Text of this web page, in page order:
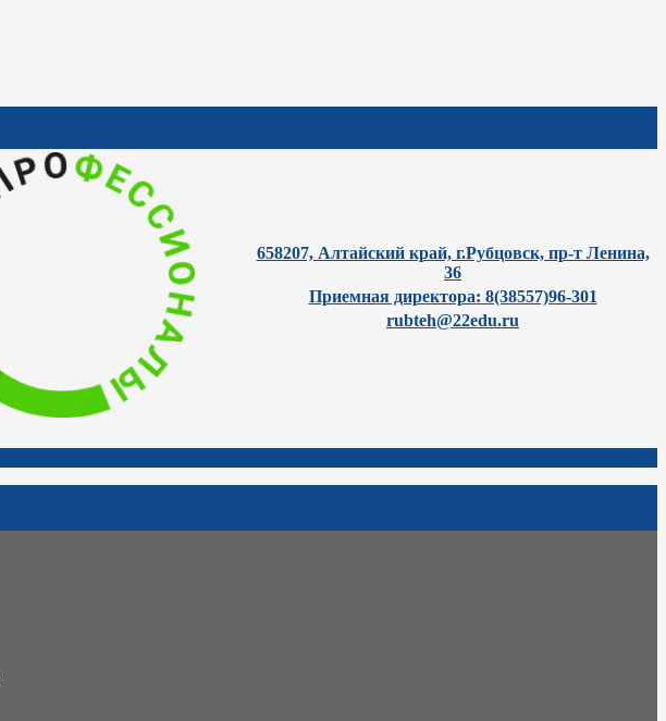
658207, Алтайский край, г.Рубцовск, пр-т Ленина,
36
Приемная директора: 8(38557)96-301
rubteh@22edu.ru